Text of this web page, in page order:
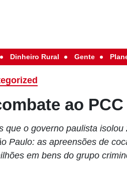
Dinheiro Rural Gente
ao PCC
que o governo paulista
Paulo: as apreensões de
em bens do grupo